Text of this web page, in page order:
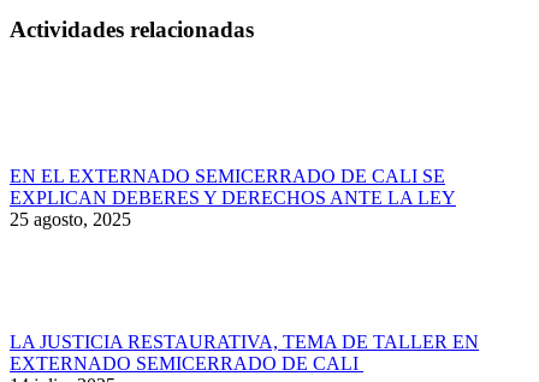
Actividades relacionadas
EN EL EXTERNADO SEMICERRADO DE CALI SE
EXPLICAN DEBERES Y DERECHOS ANTE LA LEY
25 agosto, 2025
LA JUSTICIA RESTAURATIVA, TEMA DE TALLER EN
EXTERNADO SEMICERRADO DE CALI